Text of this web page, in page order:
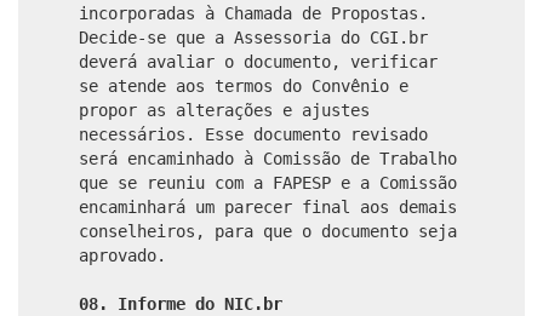
incorporadas à Chamada de Propostas.
Decide-se que a Assessoria do CGI.br
deverá avaliar o documento, verificar
se atende aos termos do Convênio e
propor as alterações e ajustes
necessários. Esse documento revisado
será encaminhado à Comissão de Trabalho
que se reuniu com a FAPESP e a Comissão
encaminhará um parecer final aos demais
conselheiros, para que o documento seja
aprovado.
08. Informe do NIC.br